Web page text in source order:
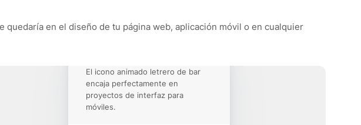
en el diseño de tu página web, aplicación móvil o en cualquier
El icono animado letrero de bar
encaja perfectamente en
proyectos de interfaz para
móviles.